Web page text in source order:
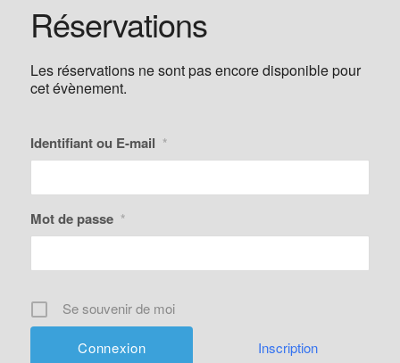
Réservations
Les réservations ne sont pas encore disponible pour
cet évènement.
Identifiant ou E-mail *
Mot de passe *
Se souvenir de moi
Inscription